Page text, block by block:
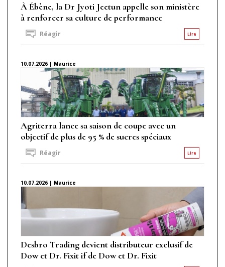
À Ébène, la Dr Jyoti Jeetun appelle son ministère
à renforcer sa culture de performance
Lire
Réagir
10.07.2026 | Maurice
Agriterra lance sa saison de coupe avec un
objectif de plus de 95 % de sucres spéciaux
Lire
Réagir
10.07.2026 | Maurice
Desbro Trading devient distributeur exclusif de
Dow et Dr. Fixit if de Dow et Dr. Fixit